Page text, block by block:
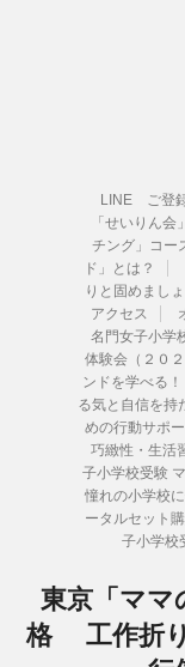
LINE ご登
「せいりん会
チング」コー
ド」とは？
りと固めまし
アクセス
名門女子小学
体験会（２０２
ンドを学べる
る気と自信を持
めの行動サポー
巧緻性・生活
子小学校受験
憧れの小学校
ータルセット
子小学校
東京「ママ
格 工作折